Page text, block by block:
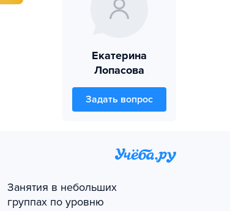
Екатерина
Лопасова
Задать вопрос
Занятия в небольших
группах по уровню